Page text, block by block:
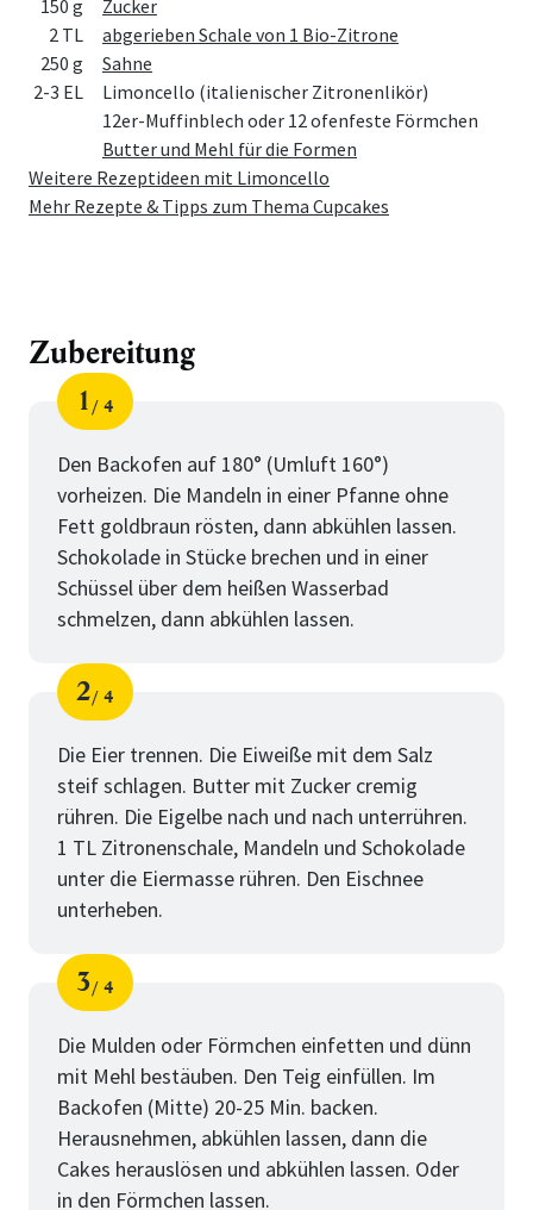
150 g
Zucker
2 TL
abgerieben Schale von 1 Bio-Zitrone
250 g
Sahne
2-3 EL
Limoncello (italienischer Zitronenlikör)
12er-Muffinblech oder 12 ofenfeste Förmchen
Butter und Mehl für die Formen
Weitere Rezeptideen mit Limoncello
Mehr Rezepte & Tipps zum Thema Cupcakes
Zubereitung
Schritt
1
von
4
Den Backofen auf 180° (Umluft 160°)
vorheizen. Die Mandeln in einer Pfanne ohne
Fett goldbraun rösten, dann abkühlen lassen.
Schokolade in Stücke brechen und in einer
Schüssel über dem heißen Wasserbad
schmelzen, dann abkühlen lassen.
Schritt
2
von
4
Die Eier trennen. Die Eiweiße mit dem Salz
steif schlagen. Butter mit Zucker cremig
rühren. Die Eigelbe nach und nach unterrühren.
1 TL Zitronenschale, Mandeln und Schokolade
unter die Eiermasse rühren. Den Eischnee
unterheben.
Schritt
3
von
4
Die Mulden oder Förmchen einfetten und dünn
mit Mehl bestäuben. Den Teig einfüllen. Im
Backofen (Mitte) 20-25 Min. backen.
Herausnehmen, abkühlen lassen, dann die
Cakes herauslösen und abkühlen lassen. Oder
in den Förmchen lassen.